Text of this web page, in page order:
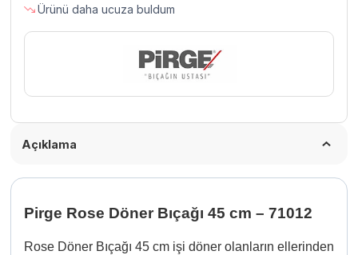
Ürünü daha ucuza buldum
Açıklama
Pirge Rose Döner Bıçağı 45 cm – 71012
Rose Döner Bıçağı 45 cm işi döner olanların ellerinden